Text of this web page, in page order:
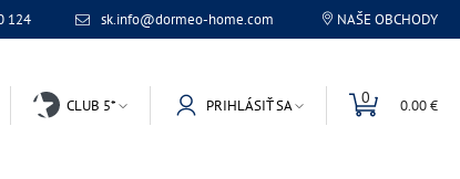
124 sk.info@dormeo-home.com NAŠE OBCHODY
CLUB 5* PRIHLÁSIŤ SA 0 0.00 €